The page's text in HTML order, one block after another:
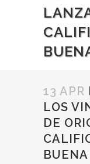
13 APR
LOS
DE
BUENA